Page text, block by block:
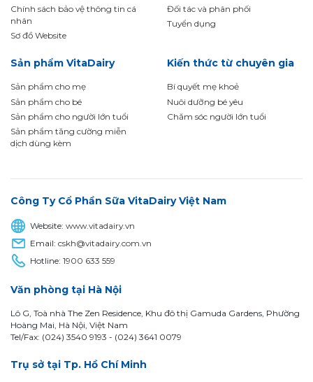
Chính sách bảo vệ thông tin cá
nhân
Sơ đồ Website
Đối tác và phân phối
Tuyển dụng
Sản phẩm VitaDairy
Sản phẩm cho mẹ
Sản phẩm cho bé
Sản phẩm cho người lớn tuổi
Sản phẩm tăng cường miễn
dịch dùng kèm
Kiến thức từ chuyên gia
Bí quyết mẹ khoẻ
Nuôi dưỡng bé yêu
Chăm sóc người lớn tuổi
Công Ty Cổ Phần Sữa VitaDairy Việt Nam
Website:www.vitadairy.vn
Email:cskh@vitadairy.com.vn
Hotline:1900 633 559
Văn phòng tại Hà Nội
Lô G, Toà nhà The Zen Residence, Khu đô thị Gamuda Gardens, Phường
Hoàng Mai, Hà Nội, Việt Nam
Tel/Fax: (024) 3540 9193 - (024) 3641 0079
Trụ sở tại Tp. Hồ Chí Minh